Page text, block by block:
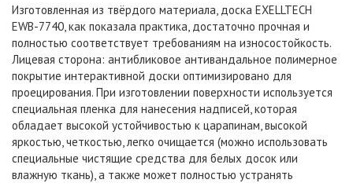
Изготовленная из твёрдого материала, доска EXELLTECH
EWB-7740, как показала практика, достаточно прочная и
полностью соответствует требованиям на износостойкость.
Лицевая сторона: антибликовое антивандальное полимерное
покрытие интерактивной доски оптимизировано для
проецирования. При изготовлении поверхности используется
специальная пленка для нанесения надписей, которая
обладает высокой устойчивостью к царапинам, высокой
яркостью, четкостью, легко очищается (можно использовать
специальные чистящие средства для белых досок или
влажную ткань), а также может полностью устранять